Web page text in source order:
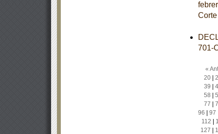
701-
«
20|
39
58
77
96
97
112
127